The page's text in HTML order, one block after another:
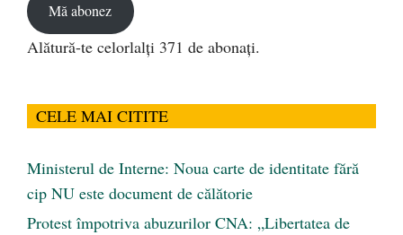
Mă abonez
Alătură-te celorlalți 371 de abonați.
CELE MAI CITITE
Ministerul de Interne: Noua carte de identitate fără
cip NU este document de călătorie
Protest împotriva abuzurilor CNA: „Libertatea de